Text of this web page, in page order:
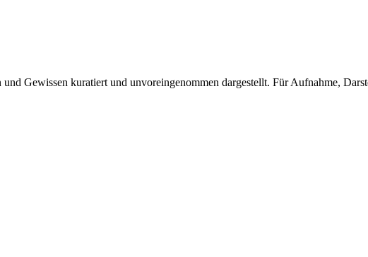
Gewissen kuratiert und unvoreingenommen dargestellt. Für Aufnahme,